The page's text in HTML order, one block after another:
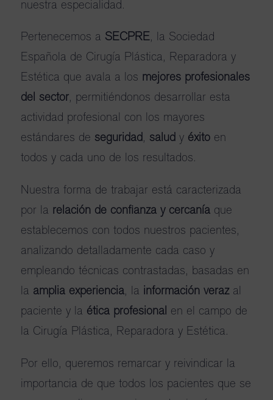
nuestra especialidad.
Pertenecemos a SECPRE, la Sociedad
Española de Cirugía Plástica, Reparadora y
Estética que avala a los mejores profesionales
del sector, permitiéndonos desarrollar esta
actividad profesional con los mayores
estándares de seguridad, salud y éxitoen
todos y cada uno de los resultados.
Nuestra forma de trabajar está caracterizada
por la relación de confianza y cercaníaque
establecemos con todos nuestros pacientes,
analizando detalladamente cada caso y
empleando técnicas contrastadas, basadas en
la amplia experiencia, la información verazal
paciente y la ética profesional en el campo de
la Cirugía Plástica, Reparadora y Estética.
Por ello, queremos remarcar y reivindicar la
importancia de que todos los pacientes que se